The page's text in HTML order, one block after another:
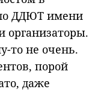
ДДЮТ имени
организаторы.
то не очень.
порой
даже